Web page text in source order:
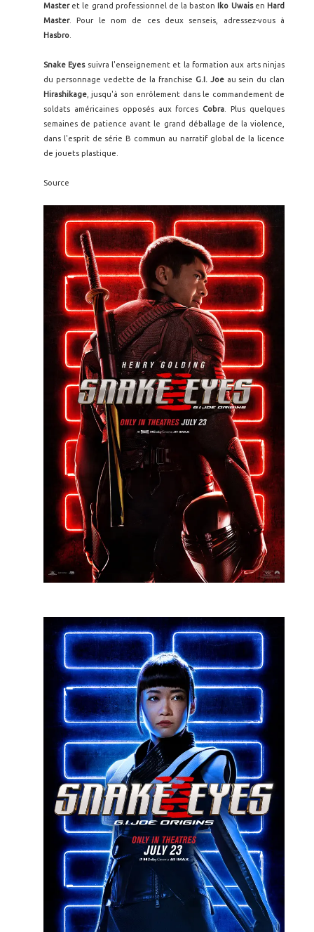
Masteret le grand professionnel de la baston Iko Uwaisen Hard
Master. Pour le nom de ces deux senseis, adressez-vous à
Hasbro
Snake Eyessuivra l'enseignement et la formation aux arts ninjas
du personnage vedette de la franchise G.I. Joeau sein du clan
Hirashikage , jusqu'à son enrôlement dans le commandement de
soldats américaines opposés aux forces Cobra . Plus quelques
semaines de patience avant le grand déballage de la violence,
dans l'esprit de série B commun au narratif global de la licence
de jouets plastique.
Source